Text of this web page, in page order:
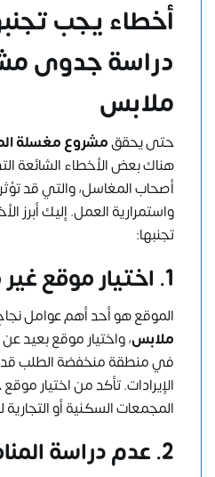
أخطاء يجب
دراسة جدوى
ملابس
حتى يحققمشروع مغسلة
هناك بعض الأخطاء الشائعة
أصحاب المغاسل، والتي قد
واستمرارية العمل. إليك أبرز
تجنبها:
1. اختيار موقع غير مناسب
الموقع هو أحد أهم عوامل
ملابس، واختيار موقع بعيد
في منطقة منخفضة الطلب
الإيرادات. تأكد من اختيار
المجمعات السكنية أو
2. عدم دراسة المنافسة جيدًا